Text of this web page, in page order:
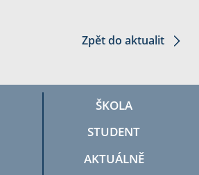
Zpět do aktualit
ŠKOLA
STUDENT
AKTUÁLNĚ